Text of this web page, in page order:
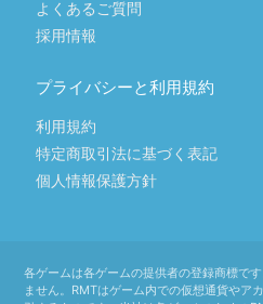
よくあるご質問
採用情報
プライバシーと利用規約
利用規約
特定商取引法に基づく表記
個人情報保護方針
各ゲームは各ゲームの提供者の登録商標で
ません。RMTはゲーム内での仮想通貨やア